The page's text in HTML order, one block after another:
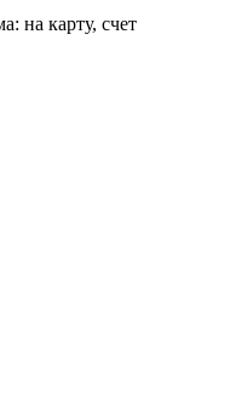
на карту, счет